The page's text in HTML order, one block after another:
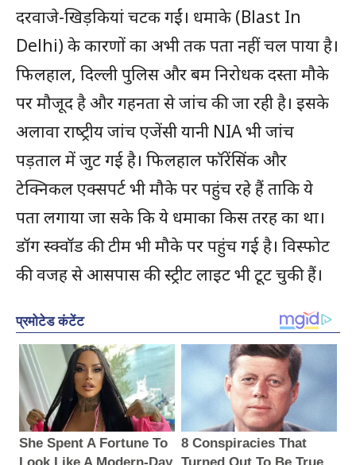
दरवाजे-खिड़कियां चटक गईं। धमाके (Blast In
Delhi) के कारणों का अभी तक पता नहीं चल पाया है।
फिलहाल, दिल्ली पुलिस और बम निरोधक दस्ता मौके
पर मौजूद है और गहनता से जांच की जा रही है। इसके
अलावा राष्‍ट्रीय जांच एजेंसी यानी NIA भी जांच
पड़ताल में जुट गई है। फिलहाल फॉरेंसिंक और
टेक्निकल एक्सपर्ट भी मौके पर पहुंच रहे हैं ताकि ये
पता लगाया जा सके कि ये धमाका किस तरह का था।
डॉग स्क्वॉड की टीम भी मौके पर पहुंच गई है। विस्फोट
की वजह से आसपास की स्ट्रीट लाइट भी टूट चुकी हैं।